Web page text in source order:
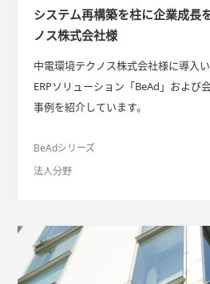
システム再構築を柱に企業成長
ノス株式会社様
中電環境テクノス株式会社様に導入
ERPソリューション「BeAd」および
事例を紹介しています。
BeAdシリーズ
法人分野